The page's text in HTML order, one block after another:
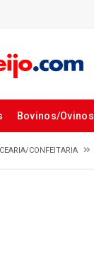
Bovinos/Ovinos
CONFEITARIA